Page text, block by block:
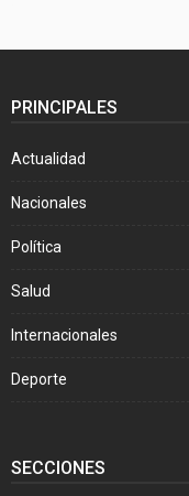
PRINCIPALES
Actualidad
Nacionales
Política
Salud
Internacionales
Deporte
SECCIONES